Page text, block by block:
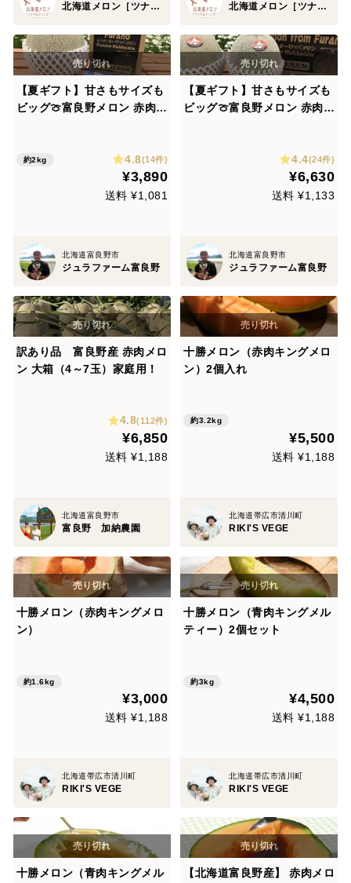
北海道メロン［ツナガルティアラ］ 北海道メロン［ツナガルティアラ］
【夏ギフト】甘さもサイズも
ビッグ🍈富良野メロン 赤肉1
約2kg 4.8(14件)
¥3,890
送料 ¥1,081
北海道富良野市
ジュラファーム富良野
【夏ギフト】甘さもサイズも
ビッグ🍈富良野メロン 赤肉2
4.4(24件)
¥6,630
送料 ¥1,133
北海道富良野市
ジュラファーム富良野
訳あり品 富良野産 赤肉メロ
ン 大箱（4～7玉）家庭用！
4.8(112件)
¥6,850
送料 ¥1,188
北海道富良野市
富良野 加納農園
十勝メロン（赤肉キングメロ
ン）2個入れ
約3.2kg
¥5,500
送料 ¥1,188
北海道帯広市清川町
RIKI'S VEGE
十勝メロン（赤肉キングメロ
ン）
約1.6kg
¥3,000
送料 ¥1,188
北海道帯広市清川町
RIKI'S VEGE
十勝メロン（青肉キングメル
ティー）2個セット
約3kg
¥4,500
送料 ¥1,188
北海道帯広市清川町
RIKI'S VEGE
十勝メロン（青肉キングメル
【北海道富良野産】 赤肉メロ